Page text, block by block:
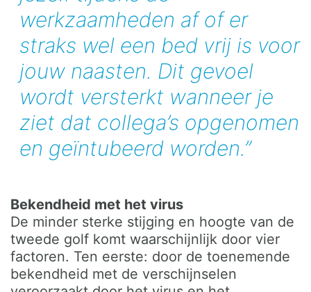
werkzaamheden af of er
straks wel een bed vrij is voor
jouw naasten. Dit gevoel
wordt versterkt wanneer je
ziet dat collega’s opgenomen
en geïntubeerd worden.”
Bekendheid met het virus
De minder sterke stijging en hoogte van de
tweede golf komt waarschijnlijk door vier
factoren. Ten eerste: door de toenemende
bekendheid met de verschijnselen